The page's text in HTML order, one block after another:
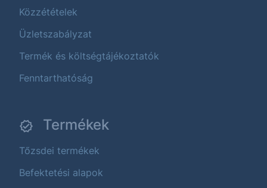
Közzétételek
Üzletszabályzat
Termék és költségtájékoztatók
Fenntarthatóság
Termékek
Tőzsdei termékek
Befektetési alapok